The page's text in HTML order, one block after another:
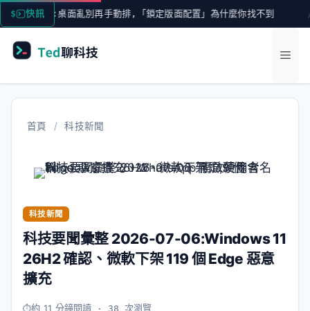
跳
至
快訊
亂別再手動排,「鎖定版面配置」為什麼你找不到
選
單
首頁 / 科技新聞
科技新聞
科技要聞彙整 2026-07-06:Windows 11
26H2 確認、微軟下架 119 個 Edge 惡意
擴充
約 11 分鐘閱讀 · 38 次瀏覽